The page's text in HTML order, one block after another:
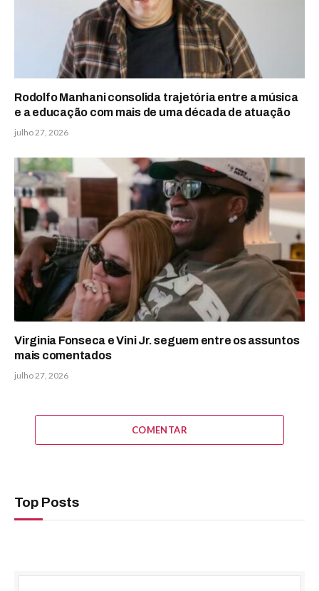
Rodolfo Manhani consolida trajetória entre a música
e a educação com mais de uma década de atuação
julho 27, 2026
Virginia Fonseca e Vini Jr. seguem entre os assuntos
mais comentados
julho 27, 2026
COMENTAR
Top Posts